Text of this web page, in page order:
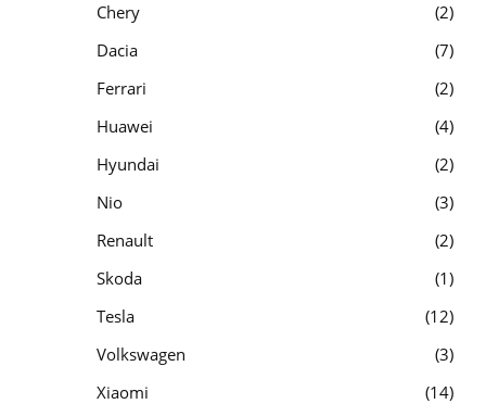
Chery
2
Dacia
7
Ferrari
2
Huawei
4
Hyundai
2
Nio
3
Renault
2
Skoda
1
Tesla
12
Volkswagen
3
Xiaomi
14